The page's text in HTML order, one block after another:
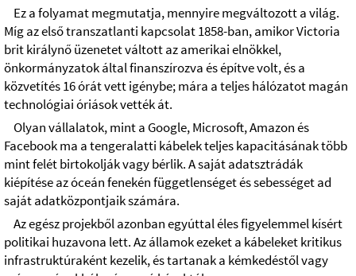
Ez a folyamat megmutatja, mennyire megváltozott a világ.
Míg az első transzatlanti kapcsolat 1858-ban, amikor Victoria
brit királynő üzenetet váltott az amerikai elnökkel,
önkormányzatok által finanszírozva és építve volt, és a
közvetítés 16 órát vett igénybe; mára a teljes hálózatot magán
technológiai óriások vették át.
Olyan vállalatok, mint a Google, Microsoft, Amazon és
Facebook ma a tengeralatti kábelek teljes kapacitásának több
mint felét birtokolják vagy bérlik. A saját adatsztrádák
kiépítése az óceán fenekén függetlenséget és sebességet ad
saját adatközpontjaik számára.
Az egész projekből azonban egyúttal éles figyelemmel kísért
politikai huzavona lett. Az államok ezeket a kábeleket kritikus
infrastruktúraként kezelik, és tartanak a kémkedéstől vagy